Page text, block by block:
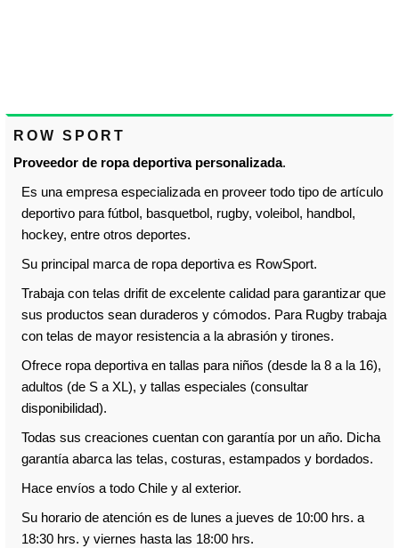
ROW SPORT
Proveedor de ropa deportiva personalizada.
Es una empresa especializada en proveer todo tipo de artículo
deportivo para fútbol, basquetbol, rugby, voleibol, handbol,
hockey, entre otros deportes.
Su principal marca de ropa deportiva es RowSport.
Trabaja con telas drifit de excelente calidad para garantizar que
sus productos sean duraderos y cómodos. Para Rugby trabaja
con telas de mayor resistencia a la abrasión y tirones.
Ofrece ropa deportiva en tallas para niños (desde la 8 a la 16),
adultos (de S a XL), y tallas especiales (consultar
disponibilidad).
Todas sus creaciones cuentan con garantía por un año. Dicha
garantía abarca las telas, costuras, estampados y bordados.
Hace envíos a todo Chile y al exterior.
Su horario de atención es de lunes a jueves de 10:00 hrs. a
18:30 hrs. y viernes hasta las 18:00 hrs.